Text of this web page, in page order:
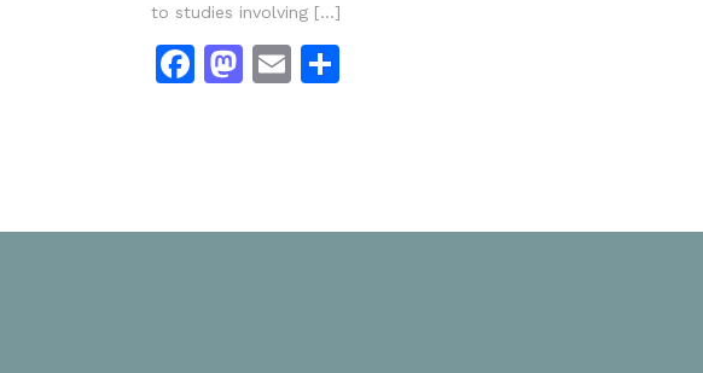
to studies involving […]
Facebook
Mastodon
EmailDela